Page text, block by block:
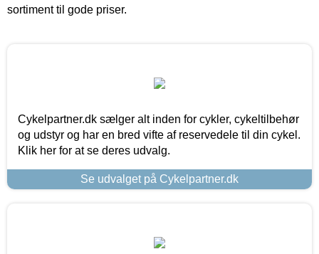
sortiment til gode priser.
Cykelpartner.dk sælger alt inden for cykler, cykeltilbehør
og udstyr og har en bred vifte af reservedele til din cykel.
Klik her for at se deres udvalg.
Se udvalget på Cykelpartner.dk